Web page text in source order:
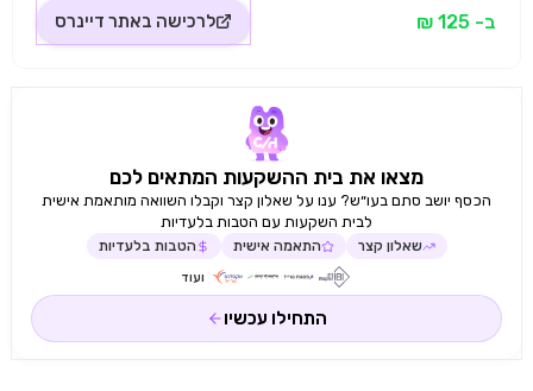
ב- 125 ₪
לרכישה באתר דיינרס
מצאו את בית ההשקעות המתאים לכם
הכסף יושב סתם בעו״ש? ענו על שאלון קצר וקבלו השוואה מותאמת אישית
לבית השקעות עם הטבות בלעדיות
שאלון קצר התאמה אישית הטבות בלעדיות
ועוד
התחילו עכשיו